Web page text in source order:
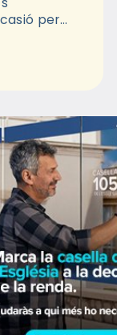
per
les…